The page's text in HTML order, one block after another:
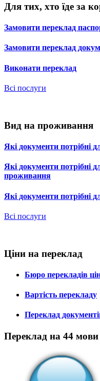
Для тих, хто їде за
Замовити переклад
Замовити переклад
Виконати переклад
Всі послуги
Вид на проживання
Які документи потрібні
Які документи потрібні
проживання
Які документи потрібні
Всі послуги
Ціни на переклад
Бюро перекладів
Вартість перекладу
Переклад
Переклад на 44 мови